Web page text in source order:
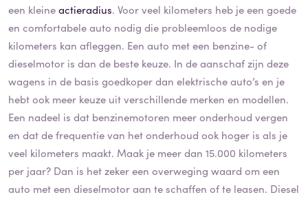
een kleineactieradius. Voor veel kilometers heb je een goede
en comfortabele auto nodig die probleemloos de nodige
kilometers kan afleggen. Een auto met een benzine- of
dieselmotor is dan de beste keuze. In de aanschaf zijn deze
wagens in de basis goedkoper dan elektrische auto’s en je
hebt ook meer keuze uit verschillende merken en modellen.
Een nadeel is dat benzinemotoren meer onderhoud vergen
en dat de frequentie van het onderhoud ook hoger is als je
veel kilometers maakt. Maak je meer dan 15.000 kilometers
per jaar? Dan is het zeker een overweging waard om een
auto met een dieselmotor aan te schaffen of te leasen. Diesel